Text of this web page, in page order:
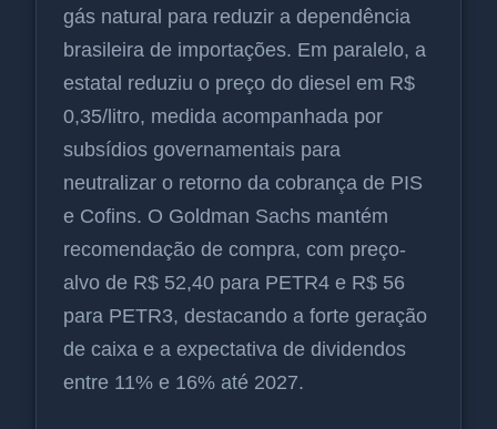
gás natural para reduzir a dependência
brasileira de importações. Em paralelo, a
estatal reduziu o preço do diesel em R$
0,35/litro, medida acompanhada por
subsídios governamentais para
neutralizar o retorno da cobrança de PIS
e Cofins. O Goldman Sachs mantém
recomendação de compra, com preço-
alvo de R$ 52,40 para PETR4 e R$ 56
para PETR3, destacando a forte geração
de caixa e a expectativa de dividendos
entre 11% e 16% até 2027.